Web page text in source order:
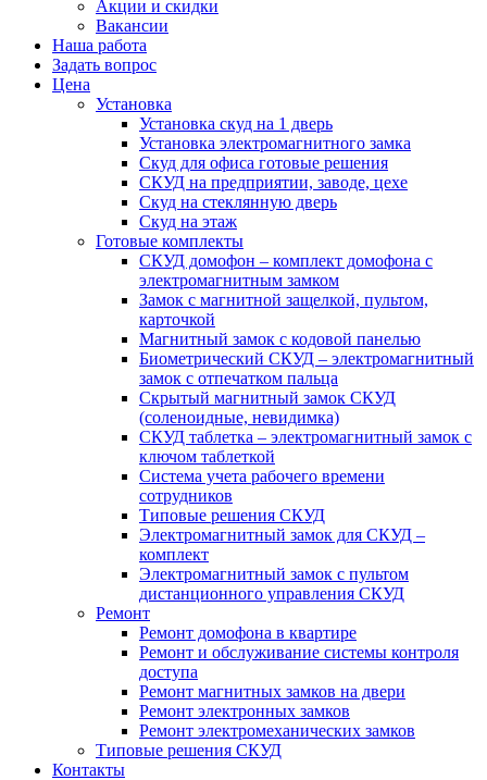
Акции и скидки
Вакансии
Наша работа
Задать вопрос
Цена
Установка
Установка скуд на 1 дверь
Установка электромагнитного замка
Скуд для офиса готовые решения
СКУД на предприятии, заводе, цехе
Скуд на стеклянную дверь
Скуд на этаж
Готовые комплекты
СКУД домофон – комплект домофона с
электромагнитным замком
Замок с магнитной защелкой, пультом,
карточкой
Магнитный замок с кодовой панелью
Биометрический СКУД – электромагнитный
замок с отпечатком пальца
Скрытый магнитный замок СКУД
(соленоидные, невидимка)
СКУД таблетка – электромагнитный замок с
ключом таблеткой
Система учета рабочего времени
сотрудников
Типовые решения СКУД
Электромагнитный замок для СКУД –
комплект
Электромагнитный замок с пультом
дистанционного управления СКУД
Ремонт
Ремонт домофона в квартире
Ремонт и обслуживание системы контроля
доступа
Ремонт магнитных замков на двери
Ремонт электронных замков
Ремонт электромеханических замков
Типовые решения СКУД
Контакты